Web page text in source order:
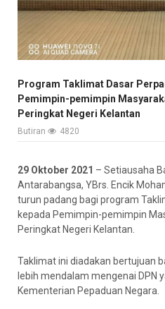
Program Taklimat Dasar
Pemimpin-pemimpin
Peringkat Negeri Kelantan
Butiran 4820
29 Oktober 2021 – Setiausaha
Antarabangsa, YBrs. Encik
turun padang bagi program
kepada Pemimpin-pemimpin
Peringkat Negeri Kelantan.
Taklimat ini diadakan bertujuan
lebih mendalam mengenai DPN
Kementerian Pepaduan Negara.